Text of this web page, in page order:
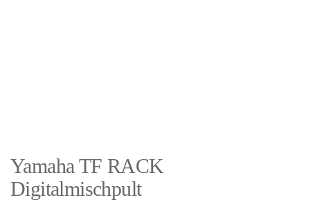
Yamaha TF RACK
Digitalmischpult